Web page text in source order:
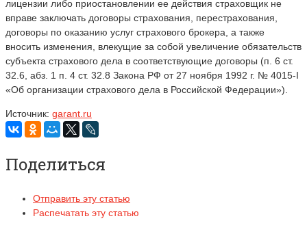
лицензии либо приостановлении ее действия страховщик не
вправе заключать договоры страхования, перестрахования,
договоры по оказанию услуг страхового брокера, а также
вносить изменения, влекущие за собой увеличение обязательств
субъекта страхового дела в соответствующие договоры (п. 6 ст.
32.6, абз. 1 п. 4 ст. 32.8 Закона РФ от 27 ноября 1992 г. № 4015-I
«Об организации страхового дела в Российской Федерации»).
Источник: garant.ru
Поделиться
Отправить эту статью
Распечатать эту статью